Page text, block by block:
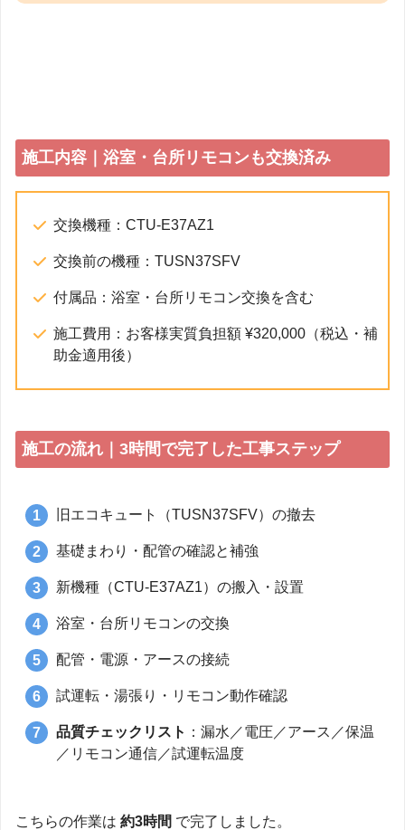
施工内容｜浴室・台所リモコンも交換済み
交換機種：CTU-E37AZ1
交換前の機種：TUSN37SFV
付属品：浴室・台所リモコン交換を含む
施工費用：お客様実質負担額 ¥320,000（税込・補
助金適用後）
施工の流れ｜3時間で完了した工事ステップ
旧エコキュート（TUSN37SFV）の撤去
基礎まわり・配管の確認と補強
新機種（CTU-E37AZ1）の搬入・設置
浴室・台所リモコンの交換
配管・電源・アースの接続
試運転・湯張り・リモコン動作確認
品質チェックリスト ：漏水／電圧／アース／保温
／リモコン通信／試運転温度
こちらの作業は 約3時間 で完了しました。